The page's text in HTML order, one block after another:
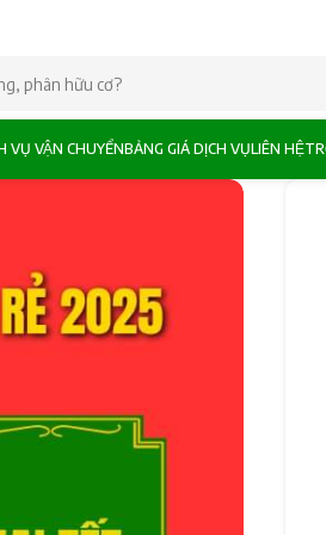
VỤ VẬN CHUYỂNBẢNG GIÁ DỊCH VỤLIÊN HỆ